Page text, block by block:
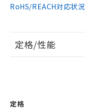
RoHS/REACH対応状況
定格/性能
定格